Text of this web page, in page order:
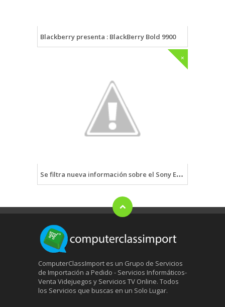
Blackberry presenta : BlackBerry Bold 9900
+
Se filtra nueva información sobre el Sony Ericsson Xperia Duo
ComputerClassImport es un Grupo de Servicios
de Importación a Pedido - Servicios Informáticos-
Venta Videjuegos y Servicios TV Online. Todos
los Servicios que buscas en un Solo Lugar.